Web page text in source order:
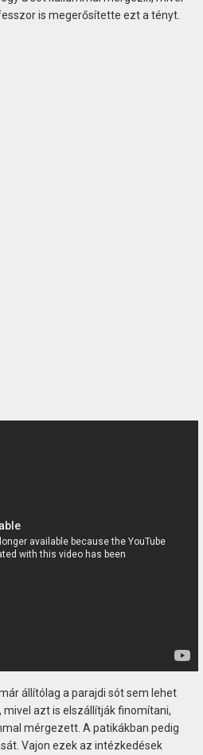
is megerősítette ezt a tényt.
állítólag a parajdi sót sem lehet
azt is elszállítják finomítani,
mérgezett. A patikákban pedig
Vajon ezek az intézkedések